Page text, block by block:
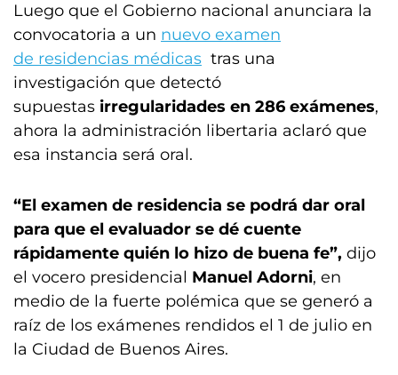
Luego que el Gobierno nacional anunciara la
convocatoria a un nuevo examen
de residencias médicas tras una
investigación que detectó
supuestas irregularidades en 286 exámenes,
ahora la administración libertaria aclaró que
esa instancia será oral.
“El examen de residencia se podrá dar oral
para que el evaluador se dé cuente
rápidamente quién lo hizo de buena fe”, dijo
el vocero presidencial Manuel Adorni, en
medio de la fuerte polémica que se generó a
raíz de los exámenes rendidos el 1 de julio en
la Ciudad de Buenos Aires.